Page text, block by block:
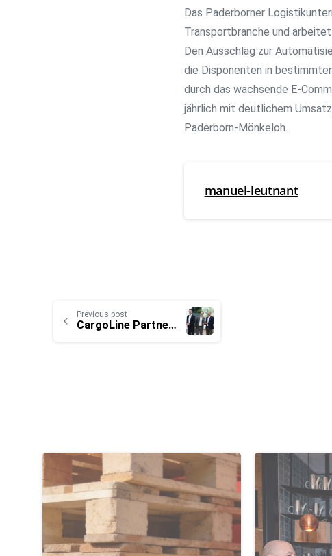
Das Paderborner
Transportbranche und
Den Ausschlag zur
die Disponenten in
durch das wachsende E-
jährlich mit deutlichem
Paderborn-Mönkeloh.
manuel-leutnant
Previous post
CargoLine Partner des Jahres